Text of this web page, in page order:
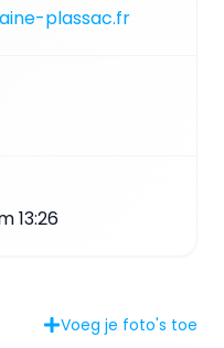
plassac.fr
13:26
Voeg je foto's toe